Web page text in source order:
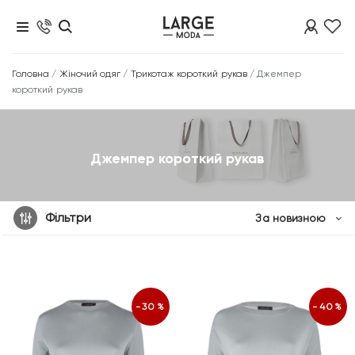
Головна / Жіночий одяг / Трикотаж короткий рукав/Джемпер
короткий рукав
Джемпер короткий рукав
Фільтри За новизною
-30% -40%